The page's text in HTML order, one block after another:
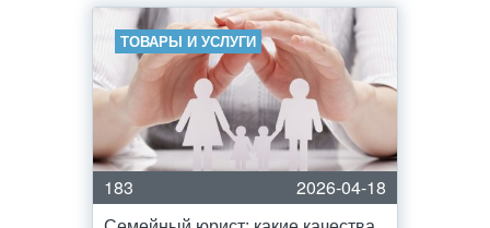
ТОВАРЫ И УСЛУГИ
183
2026-04-18